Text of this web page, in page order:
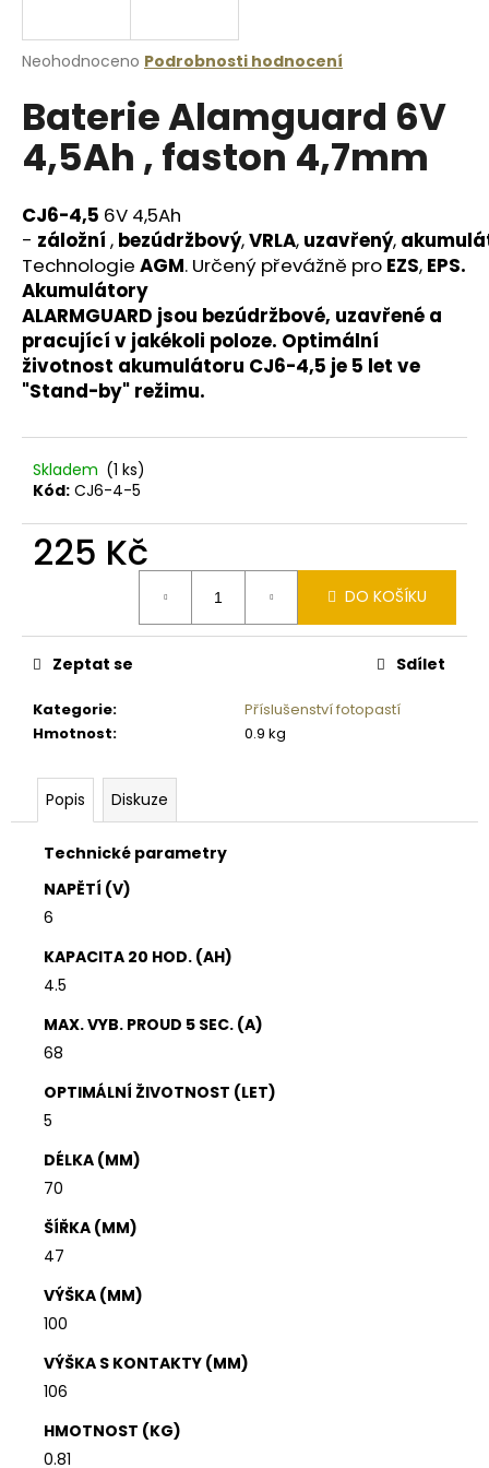
Průměrné
produktu
je
0,0
z
hvězdiček.
Neohodnoceno Podrobnosti hodnocení
Baterie Alamguard 6V
4,5Ah , faston 4,7mm
CJ6-4,5 6V 4,5Ah
- záložní , bezúdržbový,VRLA, uzavřený,
Technologie AGM. Určený převážně pro EZS, EPS.
Akumulátory
ALARMGUARD jsou bezúdržbové, uzavřené a
pracující v jakékoli poloze. Optimální
životnost akumulátoru CJ6-4,5 je 5 let ve
"Stand-by" režimu.
Skladem (1 ks)
Kód: CJ6-4-5
225 Kč
DO KOŠÍKU
Kategorie:
Příslušenství fotopastí
Hmotnost: 0.9 kg
Zeptat se Sdílet
Popis Diskuze
Technické parametry
NAPĚTÍ (V)
6
KAPACITA 20 HOD. (AH)
4.5
MAX. VYB. PROUD 5 SEC. (A)
68
OPTIMÁLNÍ ŽIVOTNOST (LET)
5
DÉLKA (MM)
70
ŠÍŘKA (MM)
47
VÝŠKA (MM)
100
VÝŠKA S KONTAKTY (MM)
106
HMOTNOST (KG)
0.81
j
t
?
HLEDAT
D
o
p
r
u
č
u
SKLENICE
VČELA
770ML
Kč